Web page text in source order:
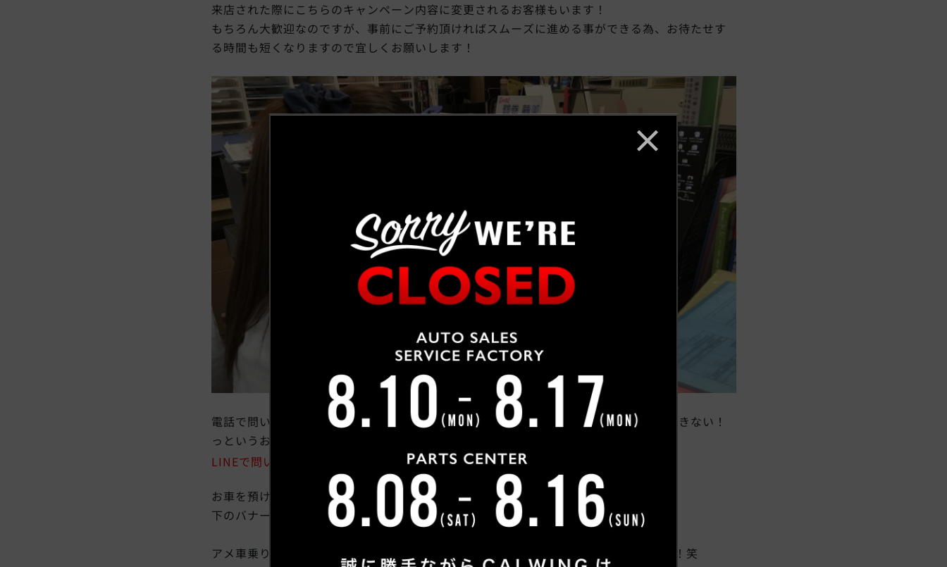
来店された際にこちらのキャンペーン内容に変更されるお客様もいます！
もちろん大歓迎なのですが、事前にご予約頂ければスムーズに進める事ができる為、お待たせす
る時間も短くなりますので宜しくお願いします！
電話で問い合わせたり、予約したりするのがあまり好きではない！営業時間内に連絡できない！
っというお客様！！！
LINEで問い合わせたり、予約することができるんです！
お車を預けているお客様！LINEで見積りや不具合箇所の写真の送信も行なっています！
下のバナーより使い慣れたLINEでお気軽にご連絡下さい！
アメ車乗りでWestside好きな鶴巻さんもLINEで一お問い合わせにお答えいしています！笑